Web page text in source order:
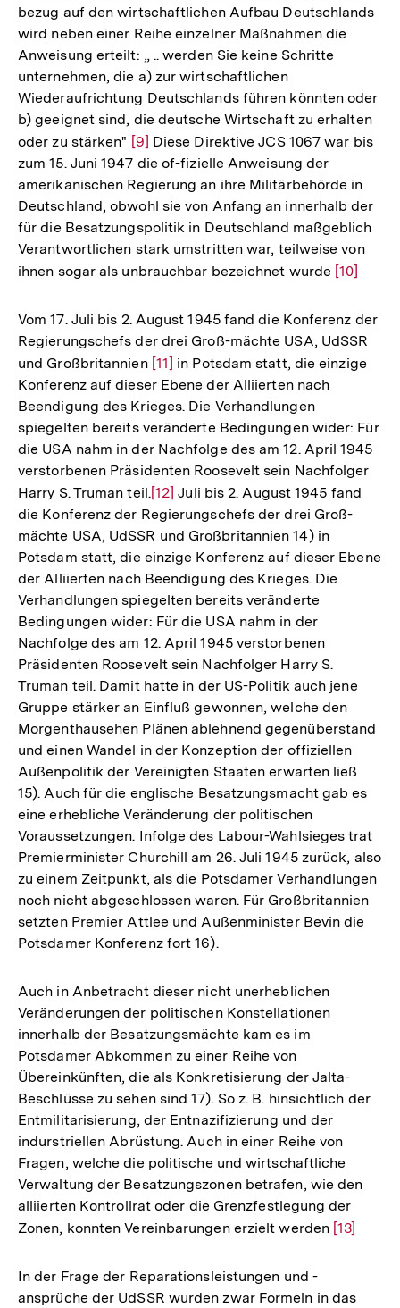
bezug auf den wirtschaftlichen Aufbau Deutschlands
wird neben einer Reihe einzelner Maßnahmen die
Anweisung erteilt: „ .. werden Sie keine Schritte
unternehmen, die a) zur wirtschaftlichen
Wiederaufrichtung Deutschlands führen könnten oder
b) geeignet sind, die deutsche Wirtschaft zu erhalten
oder zu stärken" Zur
Auflösung
der
Fußnote
[9] Diese Direktive JCS 1067 war bis
zum 15. Juni 1947 die of-fizielle Anweisung der
amerikanischen Regierung an ihre Militärbehörde in
Deutschland, obwohl sie von Anfang an innerhalb der
für die Besatzungspolitik in Deutschland maßgeblich
Verantwortlichen stark umstritten war, teilweise von
ihnen sogar als unbrauchbar bezeichnet wurde Zur
der
Fußnote
[10]
Vom 17. Juli bis 2. August 1945 fand die Konferenz der
Regierungschefs der drei Groß-mächte USA, UdSSR
und Großbritannien Zur
Auflösung
der
Fußnote
[11] in Potsdam statt, die einzige
Konferenz auf dieser Ebene der Alliierten nach
Beendigung des Krieges. Die Verhandlungen
spiegelten bereits veränderte Bedingungen wider: Für
die USA nahm in der Nachfolge des am 12. April 1945
verstorbenen Präsidenten Roosevelt sein Nachfolger
Harry S. Truman teil.Zur
Auflösung
der
Fußnote
[12] Juli bis 2. August 1945 fand
die Konferenz der Regierungschefs der drei Groß-
mächte USA, UdSSR und Großbritannien 14) in
Potsdam statt, die einzige Konferenz auf dieser Ebene
der Alliierten nach Beendigung des Krieges. Die
Verhandlungen spiegelten bereits veränderte
Bedingungen wider: Für die USA nahm in der
Nachfolge des am 12. April 1945 verstorbenen
Präsidenten Roosevelt sein Nachfolger Harry S.
Truman teil. Damit hatte in der US-Politik auch jene
Gruppe stärker an Einfluß gewonnen, welche den
Morgenthausehen Plänen ablehnend gegenüberstand
und einen Wandel in der Konzeption der offiziellen
Außenpolitik der Vereinigten Staaten erwarten ließ
15). Auch für die englische Besatzungsmacht gab es
eine erhebliche Veränderung der politischen
Voraussetzungen. Infolge des Labour-Wahlsieges trat
Premierminister Churchill am 26. Juli 1945 zurück, also
zu einem Zeitpunkt, als die Potsdamer Verhandlungen
noch nicht abgeschlossen waren. Für Großbritannien
setzten Premier Attlee und Außenminister Bevin die
Potsdamer Konferenz fort 16).
Auch in Anbetracht dieser nicht unerheblichen
Veränderungen der politischen Konstellationen
innerhalb der Besatzungsmächte kam es im
Potsdamer Abkommen zu einer Reihe von
Übereinkünften, die als Konkretisierung der Jalta-
Beschlüsse zu sehen sind 17). So z. B. hinsichtlich der
Entmilitarisierung, der Entnazifizierung und der
indurstriellen Abrüstung. Auch in einer Reihe von
Fragen, welche die politische und wirtschaftliche
Verwaltung der Besatzungszonen betrafen, wie den
alliierten Kontrollrat oder die Grenzfestlegung der
Zonen, konnten Vereinbarungen erzielt werden Zur
Fußnote
[13]
In der Frage der Reparationsleistungen und -
ansprüche der UdSSR wurden zwar Formeln in das